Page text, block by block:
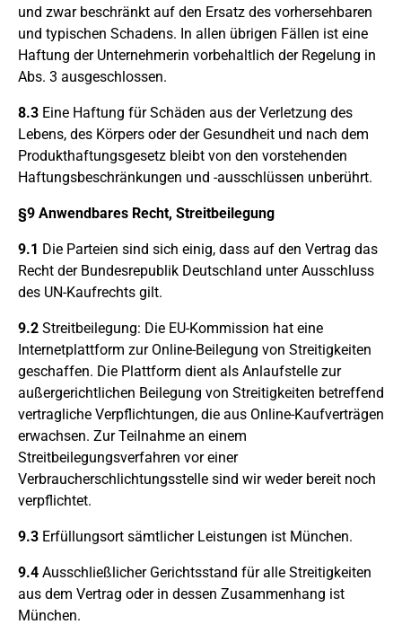
und zwar beschränkt auf den Ersatz des vorhersehbaren
und typischen Schadens. In allen übrigen Fällen ist eine
Haftung der Unternehmerin vorbehaltlich der Regelung in
Abs. 3 ausgeschlossen.
8.3 Eine Haftung für Schäden aus der Verletzung des
Lebens, des Körpers oder der Gesundheit und nach dem
Produkthaftungsgesetz bleibt von den vorstehenden
Haftungsbeschränkungen und -ausschlüssen unberührt.
§9 Anwendbares Recht, Streitbeilegung
9.1 Die Parteien sind sich einig, dass auf den Vertrag das
Recht der Bundesrepublik Deutschland unter Ausschluss
des UN-Kaufrechts gilt.
9.2 Streitbeilegung: Die EU-Kommission hat eine
Internetplattform zur Online-Beilegung von Streitigkeiten
geschaffen. Die Plattform dient als Anlaufstelle zur
außergerichtlichen Beilegung von Streitigkeiten betreffend
vertragliche Verpflichtungen, die aus Online-Kaufverträgen
erwachsen. Zur Teilnahme an einem
Streitbeilegungsverfahren vor einer
Verbraucherschlichtungsstelle sind wir weder bereit noch
verpflichtet.
9.3 Erfüllungsort sämtlicher Leistungen ist München.
9.4 Ausschließlicher Gerichtsstand für alle Streitigkeiten
aus dem Vertrag oder in dessen Zusammenhang ist
München.